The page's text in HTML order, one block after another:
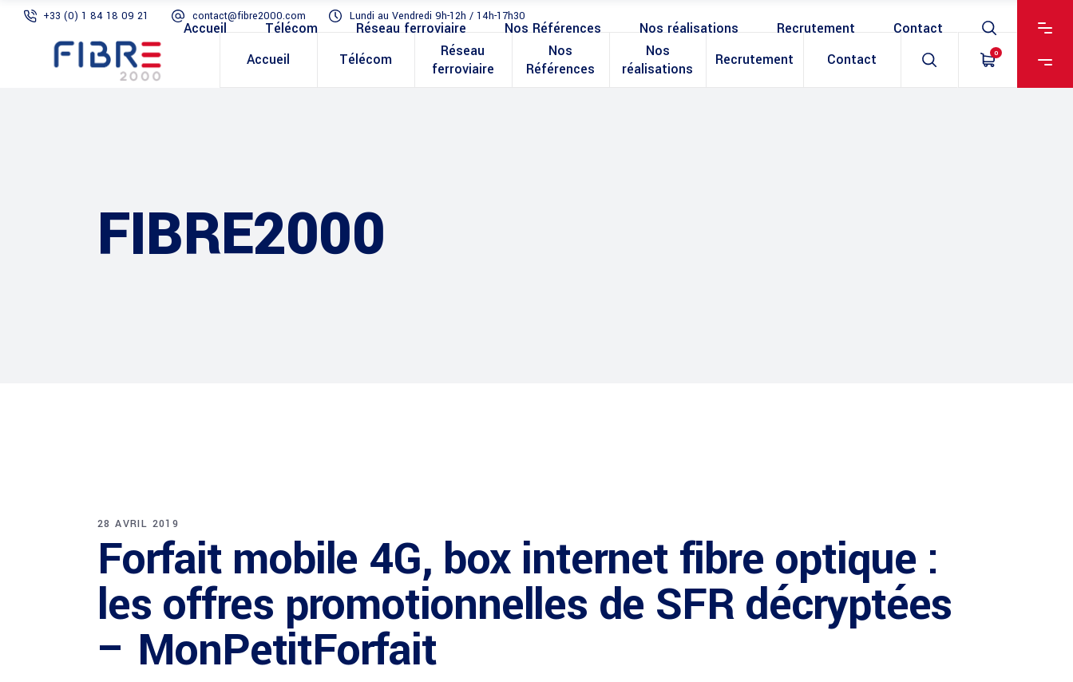
+33 (0) 1 84 18 09 21 contact@fibre2000.com Lundi au Vendredi 9h-12h / 14h-17h30
Accueil Télécom
Réseau
ferroviaire
Nos
Références
Nos
réalisations
Recrutement Contact 0
Accueil Télécom Réseau ferroviaire Nos Références Nos réalisations Recrutement Contact
FIBRE2000
28 AVRIL 2019
Forfait mobile 4G, box internet fibre optique :
les offres promotionnelles de SFR décryptées
– MonPetitForfait